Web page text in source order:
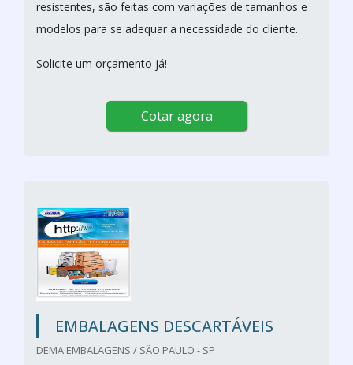
resistentes, são feitas com variações de tamanhos e
modelos para se adequar a necessidade do cliente.
Solicite um orçamento já!
Cotar agora
EMBALAGENS DESCARTÁVEIS
DEMA EMBALAGENS / SÃO PAULO - SP